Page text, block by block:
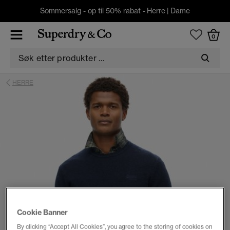
Sommersalg - op til 50% rabat - Herre | Dame
0
HERRE
Cookie Banner
By clicking “Accept All Cookies”, you agree to the storing of cookies on